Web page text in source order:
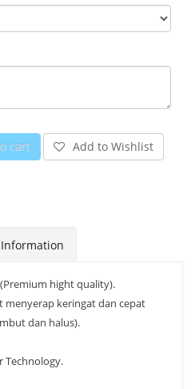
cart Add to Wishlist
(Premium hight quality).
menyerap keringat dan cepat
dan halus).
Technology.